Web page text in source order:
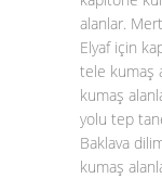
alanlar.
Elyaf için
tele kumaş
kumaş
yolu tep
Baklava
kumaş